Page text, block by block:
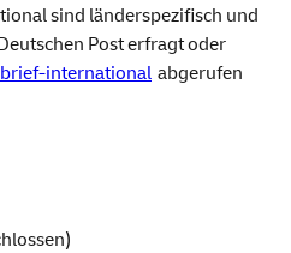
sind länderspezifisch und
Post erfragt oder
international abgerufen